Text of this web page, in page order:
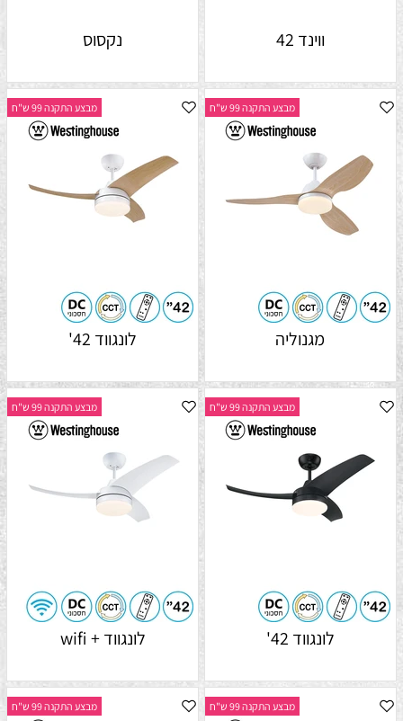
ווינד 42 נקסוס
מבצע התקנה 99 ש"ח
מגנוליה
מבצע התקנה 99 ש"ח
לונגווד 42'
מבצע התקנה 99 ש"ח
לונגווד 42'
מבצע התקנה 99 ש"ח
לונגווד + wifi
מבצע התקנה 99 ש"ח מבצע התקנה 99 ש"ח